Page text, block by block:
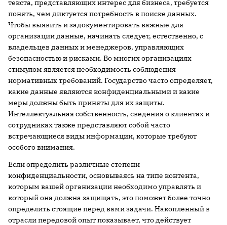
текста, представляющих интерес для бизнеса, требуется
понять, чем диктуется потребность в поиске данных.
Чтобы выявить и задокументировать важные для
организации данные, начинать следует, естественно, с
владельцев данных и менеджеров, управляющих
безопасностью и рисками. Во многих организациях
стимулом является необходимость соблюдения
нормативных требований. Государство часто определяет,
какие данные являются конфиденциальными и какие
меры должны быть приняты для их защиты.
Интеллектуальная собственность, сведения о клиентах и
сотрудниках также представляют собой часто
встречающиеся виды информации, которые требуют
особого внимания.
Если определить различные степени
конфиденциальности, основываясь на типе контента,
которым вашей организации необходимо управлять и
который она должна защищать, это поможет более точно
определить стоящие перед вами задачи. Накопленный в
отрасли передовой опыт показывает, что действует